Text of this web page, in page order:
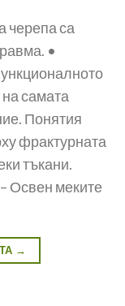
черепа са
•
самата
Понятия
фрактурната
тъкани.
Освен меките
→